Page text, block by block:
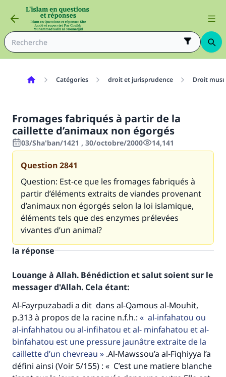
Catégories droit et jurisprudence Droit
Fromages fabriqués à partir de la
caillette d’animaux non égorgés
03/Sha'ban/1421 , 30/octobre/2000 14,141
Question2841
Question: Est-ce que les fromages fabriqués à
partir d’éléments extraits de viandes provenant
d’animaux non égorgés selon la loi islamique,
éléments tels que des enzymes prélevées
vivantes d’un animal?
la réponse
Louange à Allah. Bénédiction et salut soient sur le
messager d'Allah. Cela étant:
Al-Fayrpuzabadi a dit dans al-Qamous al-Mouhit,
p.313 à propos de la racine n.f.h.:
al-infahatou ou
al-infahhatou ou al-infihatou et al- minfahatou et al-
binfahatou est une pressure jaunâtre extraite de la
caillette d’un chevreau
.Al-Mawssou’a al-Fiqhiyya l’a
défini ainsi (Voir 5/155) : « C’est une matiere blanche